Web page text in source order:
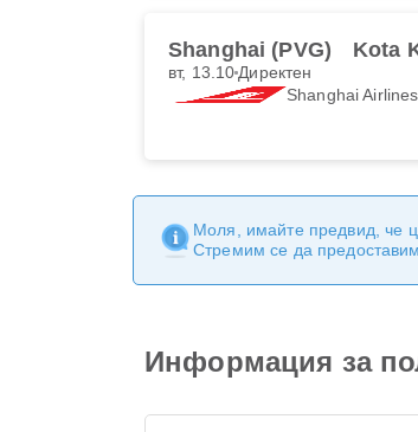
Shanghai (PVG) Kota
вт, 13.10 Директен
Shanghai Airlines
Моля, имайте предвид, че
Стремим се да
Информация за